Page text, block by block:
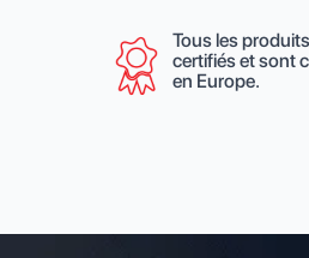
Tous les
certifiés et sont
en Europe.